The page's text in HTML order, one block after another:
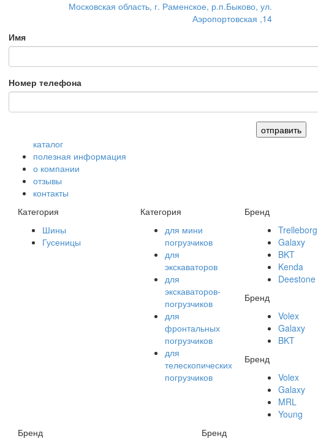
Московская область, г. Раменское, р.п.Быково, ул.
Аэропортовская ,14
Имя
Номер телефона
каталог
полезная информация
о компании
отзывы
контакты
Категория
Шины
Гусеницы
Категория
для мини
погрузчиков
для
экскаваторов
для
экскаваторов-
погрузчиков
для
фронтальных
погрузчиков
для
телескопических
погрузчиков
Бренд
Trelleborg
Galaxy
BKT
Kenda
Deestone
Бренд
Volex
Galaxy
BKT
Бренд
Volex
Galaxy
MRL
Young
Бренд
Бренд